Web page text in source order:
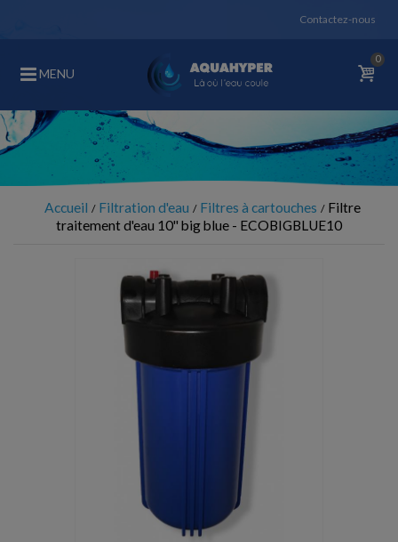
Contactez-nous
MENU
0
Accueil Filtration d'eau Filtres à cartouches
Filtre
traitement d'eau 10'' big blue - ECOBIGBLUE10